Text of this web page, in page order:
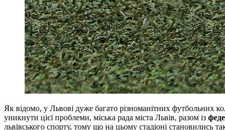
Як відомо, у Львові дуже багато різноманітних футбольних
уникнути цієї проблеми, міська рада міста Львів, разом із
львівського спорту, тому що на цьому стадіоні становились